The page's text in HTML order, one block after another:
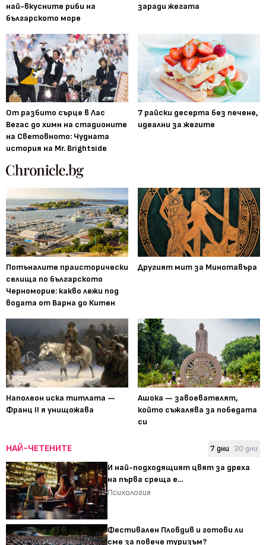
най-вкусните риби на
българското море
заради жегата
От разбито сърце в Лас
Вегас до химн на стадионите
на Световното: Чудната
история на Mr. Brightside
7 райски десерта без печене,
идеални за жегите
Потъналите праисторически
селища по българското
Черноморие: какво лежи под
водата от Варна до Китен
Другият мит за Минотавъра
Наполеон иска титлата —
Франц II я унищожава
Ашока — завоевателят,
който съжалява за победата
си
НАЙ-ЧЕТЕНИТЕ 7 дни 30 дни
И най-подходящият цвят за дреха
на първа среща е...
Психология
Фестивален Пловдив и готови ли
сме за повече туризъм?